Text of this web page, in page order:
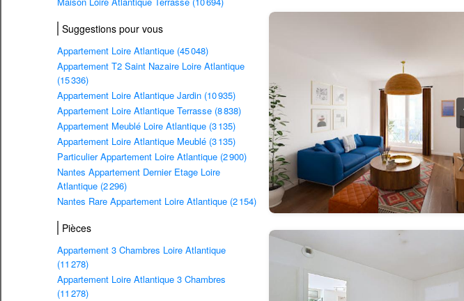
Suggestions pour vous
Appartement Loire Atlantique (45 048)
Appartement T2 Saint Nazaire Loire Atlantique
(15 336)
Appartement Loire Atlantique Jardin (10 935)
Appartement Loire Atlantique Terrasse (8 838)
Appartement Meublé Loire Atlantique (3 135)
Appartement Loire Atlantique Meublé (3 135)
Particulier Appartement Loire Atlantique (2 900)
Nantes Appartement Dernier Etage Loire
Atlantique (2 296)
Nantes Rare Appartement Loire Atlantique (2 154)
Pièces
Appartement 3 Chambres Loire Atlantique
(11 278)
Appartement Loire Atlantique 3 Chambres
(11 278)